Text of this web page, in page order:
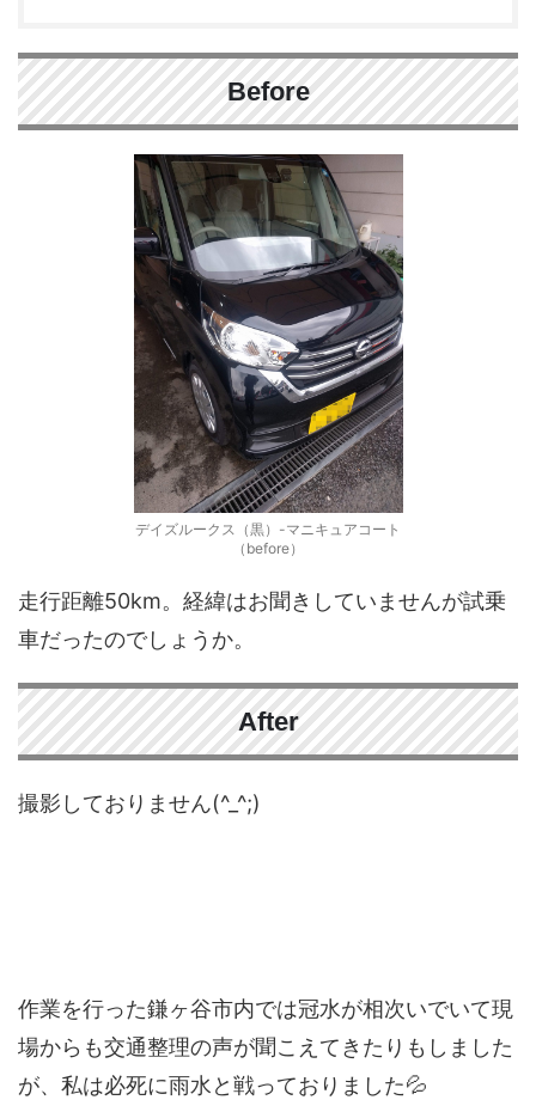
Before
デイズルークス（黒）-マニキュアコート
（before）
走行距離50km。経緯はお聞きしていませんが試乗
車だったのでしょうか。
After
撮影しておりません(^_^;)
作業を行った鎌ヶ谷市内では冠水が相次いでいて現
場からも交通整理の声が聞こえてきたりもしました
が、私は必死に雨水と戦っておりました💦